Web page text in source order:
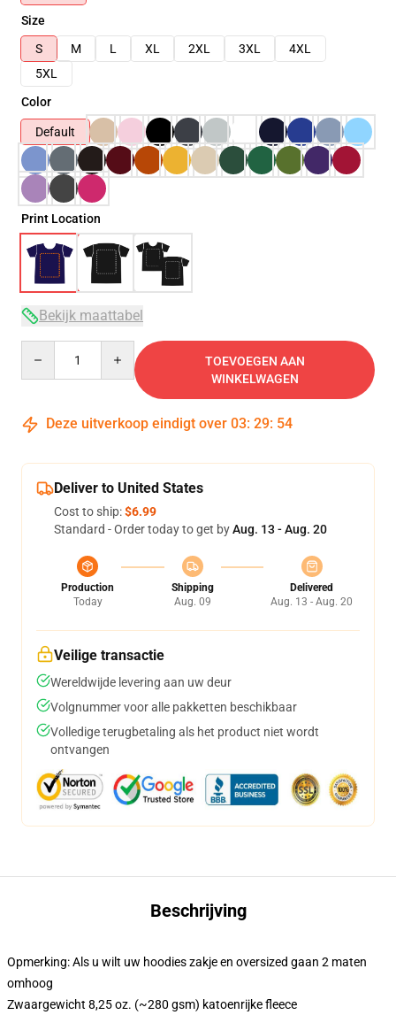
Size
S
M L XL 2XL 3XL
4XL
5XL
Color
Default
Print Location
Bekijk maattabel
TOEVOEGEN AAN
WINKELWAGEN
Deze uitverkoop eindigt over 03: 29: 54
Deliver to United States
Cost to ship:$6.99
Standard - Order today to get byAug. 13 - Aug. 20
Production
Today
Shipping
Aug. 09
Delivered
Aug. 13 - Aug. 20
Veilige transactie
Wereldwijde levering aan uw deur
Volgnummer voor alle pakketten beschikbaar
Volledige terugbetaling als het product niet wordt
ontvangen
Beschrijving
Opmerking: Als u wilt uw hoodies zakje en oversized gaan 2 maten
omhoog
Zwaargewicht 8,25 oz. (~280 gsm) katoenrijke fleece